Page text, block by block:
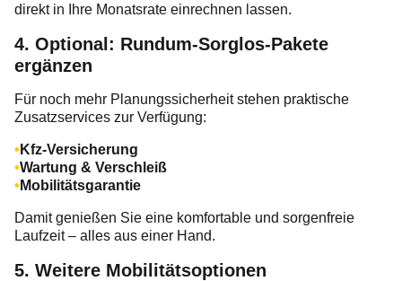
direkt in Ihre Monatsrate einrechnen lassen.
4. Optional: Rundum‑Sorglos‑Pakete
ergänzen
Für noch mehr Planungssicherheit stehen praktische
Zusatzservices zur Verfügung:
Kfz‑Versicherung
Wartung & Verschleiß
Mobilitätsgarantie
Damit genießen Sie eine komfortable und sorgenfreie
Laufzeit – alles aus einer Hand.
5. Weitere Mobilitätsoptionen